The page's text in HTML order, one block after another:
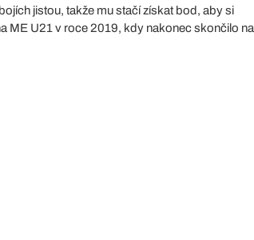
jistou, takže mu stačí získat bod, aby si
ME U21 v roce 2019, kdy nakonec skončilo na